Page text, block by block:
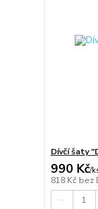
Dívčí šaty
990 Kč/
818 Kč bez